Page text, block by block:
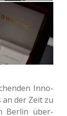
Inno­
der Zeit zu
Berlin über­